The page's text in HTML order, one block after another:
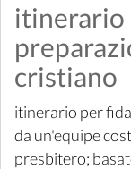
itinerario
cristiano
itinerario per
da un'equipe
presbitero;